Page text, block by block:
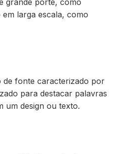
larga escala, como
de fonte caracterizado por
para destacar palavras
um design ou texto.